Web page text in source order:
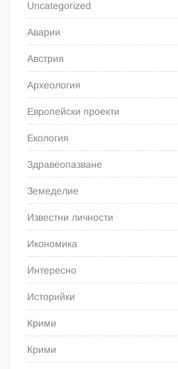
Uncategorized
Аварии
Австрия
Археология
Европейски проекти
Екология
Здравеопазване
Земеделие
Известни личности
Икономика
Интересно
Историйки
Крими
Крими